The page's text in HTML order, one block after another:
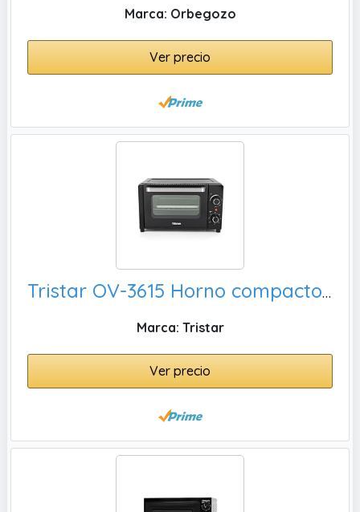
Marca: Orbegozo
Ver precio
Tristar OV-3615 Horno compacto, 800 W
Marca: Tristar
Ver precio